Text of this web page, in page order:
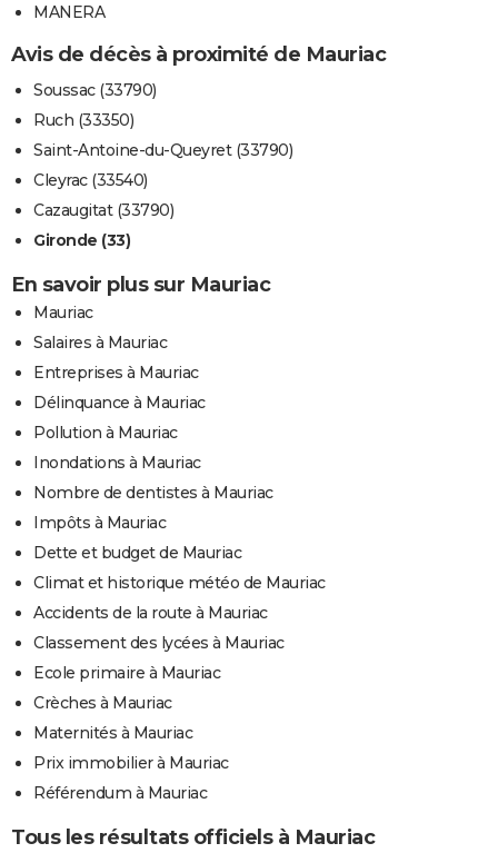
MANERA
Avis de décès à proximité de Mauriac
Soussac (33790)
Ruch (33350)
Saint-Antoine-du-Queyret (33790)
Cleyrac (33540)
Cazaugitat (33790)
Gironde (33)
En savoir plus sur Mauriac
Mauriac
Salaires à Mauriac
Entreprises à Mauriac
Délinquance à Mauriac
Pollution à Mauriac
Inondations à Mauriac
Nombre de dentistes à Mauriac
Impôts à Mauriac
Dette et budget de Mauriac
Climat et historique météo de Mauriac
Accidents de la route à Mauriac
Classement des lycées à Mauriac
Ecole primaire à Mauriac
Crèches à Mauriac
Maternités à Mauriac
Prix immobilier à Mauriac
Référendum à Mauriac
Tous les résultats officiels à Mauriac